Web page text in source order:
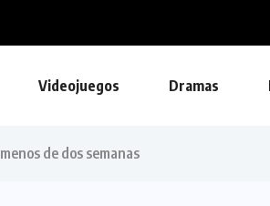
Videojuegos Dramas
de dos semanas